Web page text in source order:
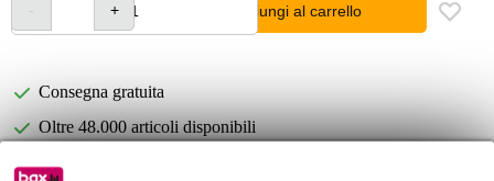
Aggiungi al carrello
Consegna gratuita
Oltre 48.000 articoli disponibili
1.250 marchi leader